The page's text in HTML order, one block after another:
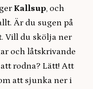
Kallsup, och
Är du sugen på
Vill du skölja ner
och låtskrivande
att rodna? Lätt! Att
att sjunka ner i